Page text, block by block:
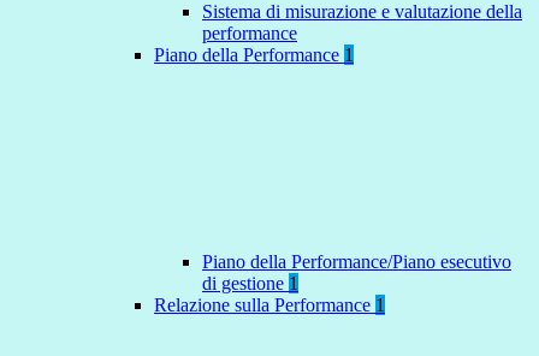
Sistema di misurazione e valutazione della
performance
Piano della Performance 1
Piano della Performance/Piano esecutivo
di gestione 1
Relazione sulla Performance 1